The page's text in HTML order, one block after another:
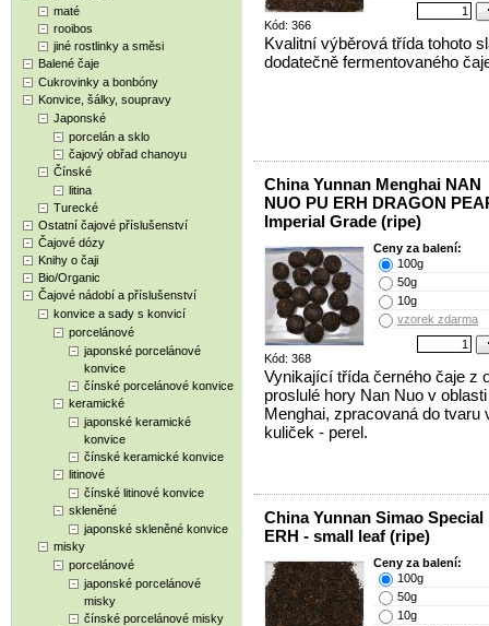
maté
rooibos
jiné rostlinky a směsi
Balené čaje
Cukrovinky a bonbóny
Konvice, šálky, soupravy
Japonské
porcelán a sklo
čajový obřad chanoyu
Čínské
litina
Turecké
Ostatní čajové příslušenství
Čajové dózy
Knihy o čaji
Bio/Organic
Čajové nádobí a příslušenství
konvice a sady s konvicí
porcelánové
japonské porcelánové
konvice
čínské porcelánové konvice
keramické
japonské keramické
konvice
čínské keramické konvice
litinové
čínské litinové konvice
skleněné
japonské skleněné konvice
misky
porcelánové
japonské porcelánové
misky
čínské porcelánové misky
Kód: 366
Kvalitní výběrová třída tohoto
dodatečně fermentovaného
China Yunnan Menghai NAN
NUO PU ERH DRAGON
Imperial Grade (ripe)
Kód: 368
Ceny za balení:
100g
50g
10g
vzorek zdarma
Vynikající třída černého čaje z
proslulé hory Nan Nuo v oblasti
Menghai, zpracovaná do tvaru
kuliček - perel.
China Yunnan Simao Special
ERH - small leaf (ripe)
Ceny za balení:
100g
50g
10g